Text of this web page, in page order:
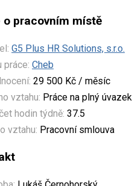
pracovním místě
G5 Plus HR Solutions, s.r.o.
práce: Cheb
29 500 Kč / měsíc
vztahu: Práce na plný úvazek
hodin týdně: 37.5
vztahu: Pracovní smlouva